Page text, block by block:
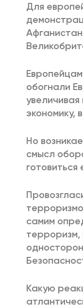
Для
обогнали
экономику,
Но
смысл
готовиться
самим
терроризм,
Какую